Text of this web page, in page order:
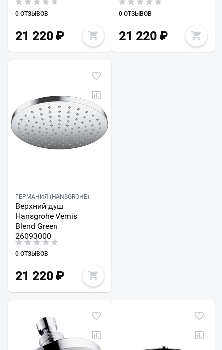
0 ОТЗЫВОВ
21 220 ₽
0 ОТЗЫВОВ
21 220₽
ГЕРМАНИЯ (HANSGROHE)
Верхний душ
Hansgrohe Vernis
Blend Green
26093000
0 ОТЗЫВОВ
21 220 ₽